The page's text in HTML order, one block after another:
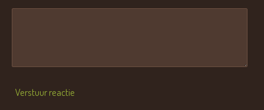
Verstuur reactie